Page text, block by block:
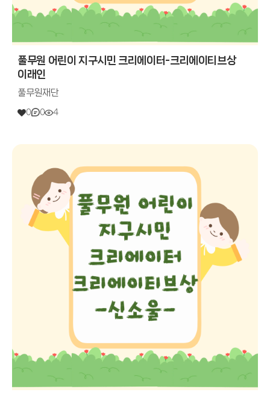
풀무원 어린이 지구시민 크리에이터-크리에이티브상
이래인
풀무원재단
0 0 4